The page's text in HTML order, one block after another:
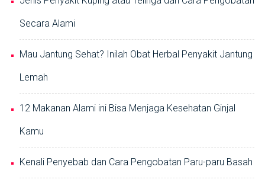
Secara Alami
Mau Jantung Sehat? Inilah Obat Herbal Penyakit Jantung
Lemah
12 Makanan Alami ini Bisa Menjaga Kesehatan Ginjal
Kamu
Kenali Penyebab dan Cara Pengobatan Paru-paru Basah